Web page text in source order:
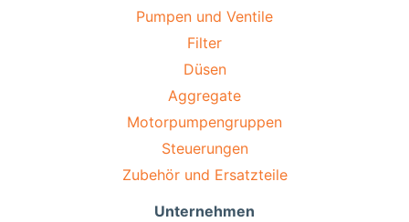
Pumpen und Ventile
Filter
Düsen
Aggregate
Motorpumpengruppen
Steuerungen
Zubehör und Ersatzteile
Unternehmen